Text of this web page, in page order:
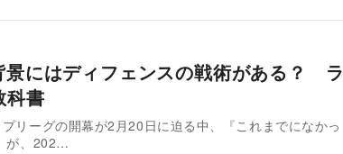
景にはディフェンスの戦術がある？ ラ
科書
リーグの開幕が2月20日に迫る中、『これまでになかっ
が、202…